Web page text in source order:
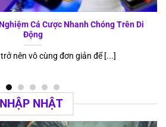
Cá Cược Nhanh Chóng Trên Di
Động
nên vô cùng đơn giản để [...]
NHẬT